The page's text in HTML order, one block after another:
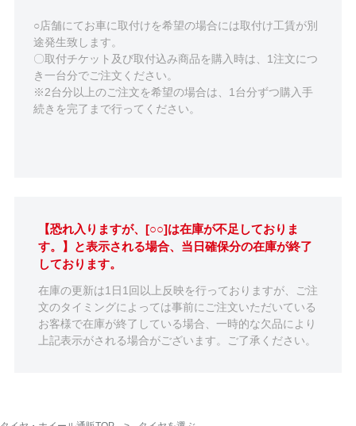
○店舗にてお車に取付けを希望の場合には取付け工賃が別
途発生致します。
〇取付チケット及び取付込み商品を購入時は、1注文につ
き一台分でご注文ください。
※2台分以上のご注文を希望の場合は、1台分ずつ購入手
続きを完了まで行ってください。
【恐れ入りますが、[○○]は在庫が不足しておりま
す。】と表示される場合、当日確保分の在庫が終了
しております。
在庫の更新は1日1回以上反映を行っておりますが、ご注
文のタイミングによっては事前にご注文いただいている
お客様で在庫が終了している場合、一時的な欠品により
上記表示がされる場合がございます。ご了承ください。